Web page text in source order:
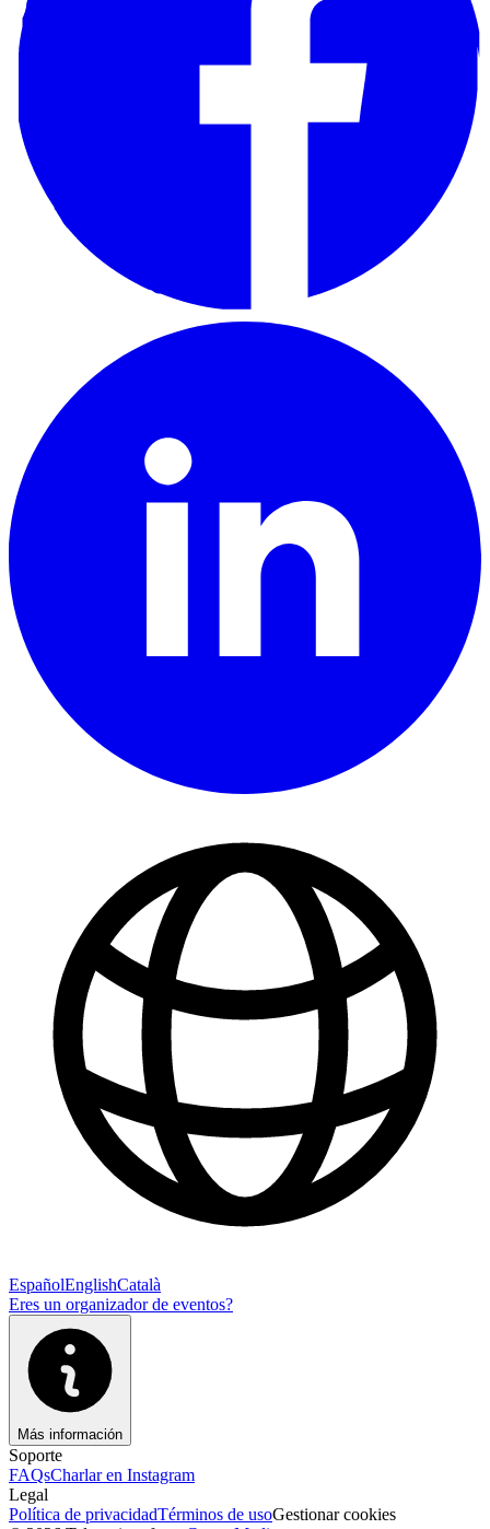
EspañolEnglishCatalà
Eres un organizador de eventos?
Más información
Soporte
FAQsCharlar en Instagram
Legal
Política de privacidadTérminos de usoGestionar cookies